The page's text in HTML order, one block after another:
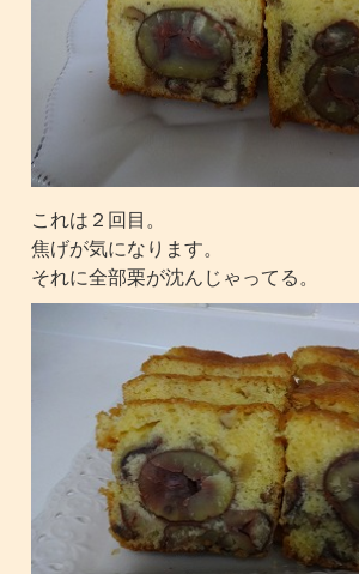
これは２回目。
焦げが気になります。
それに全部栗が沈んじゃってる。